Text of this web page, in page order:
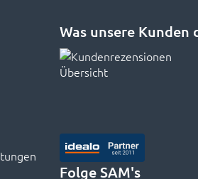
Was unsere Kunden
Folge SAM's